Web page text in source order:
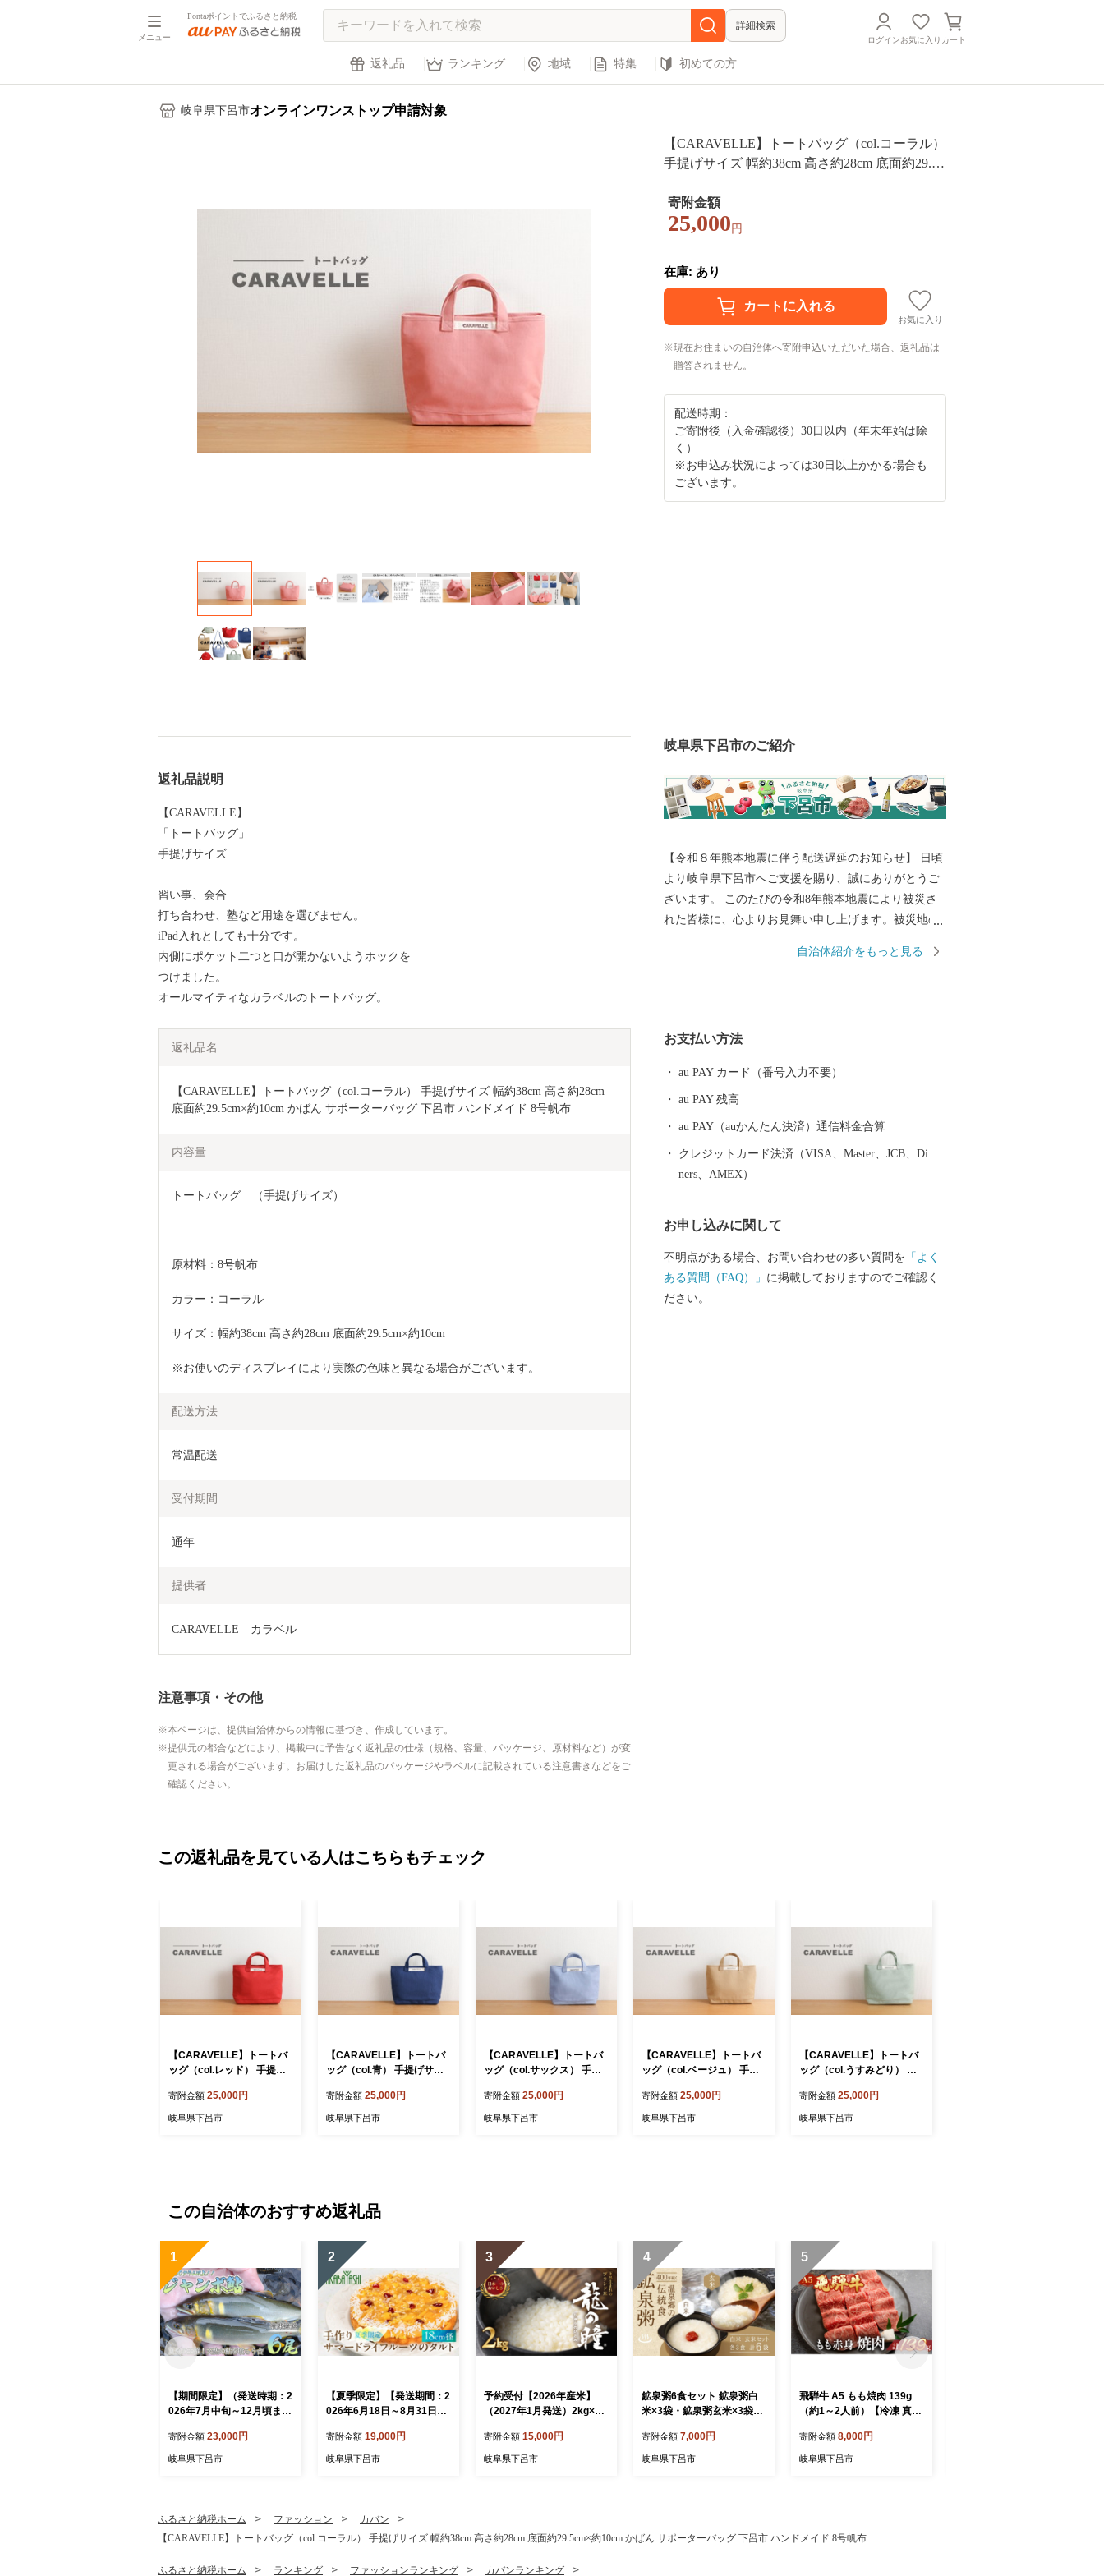
メニュー
Pontaポイントでふるさと納税
詳細検索
ログインお気に入り カート
返礼品 ランキング 地域 特集 初めての方
岐阜県下呂市オンラインワンストップ申請対象
【CARAVELLE】トートバッグ（col.コーラル）
手提げサイズ 幅約38cm 高さ約28cm 底面約29.5c
ドメイド 8号帆布
寄附金額
25,000 円
在庫: あり
お気に入り
現在お住まいの自治体へ寄附申込いただいた場合、返礼品は
贈答されません。
配送時期：
ご寄附後（入金確認後）30日以内（年末年始は除
く）
※お申込み状況によっては30日以上かかる場合も
ございます。
返礼品説明
【CARAVELLE】
「トートバッグ」
手提げサイズ
習い事、会合
打ち合わせ、塾など用途を選びません。
iPad入れとしても十分です。
内側にポケット二つと口が開かないようホックを
つけました。
オールマイティなカラベルのトートバッグ。
返礼品名
【CARAVELLE】トートバッグ（col.コーラル） 手提げサイズ 幅約38cm 高さ約28cm
底面約29.5cm×約10cm かばん サポーターバッグ 下呂市 ハンドメイド 8号帆布
内容量
トートバッグ　（手提げサイズ）
原材料：8号帆布
カラー：コーラル
サイズ：幅約38cm 高さ約28cm 底面約29.5cm×約10cm
※お使いのディスプレイにより実際の色味と異なる場合がございます。
配送方法
常温配送
受付期間
通年
提供者
CARAVELLE　カラベル
注意事項・その他
本ページは、提供自治体からの情報に基づき、作成しています。
提供元の都合などにより、掲載中に予告なく返礼品の仕様（規格、容量、パッケージ、原材料など）が変
更される場合がございます。お届けした返礼品のパッケージやラベルに記載されている注意書きなどをご
確認ください。
岐阜県下呂市のご紹介
【令和８年熊本地震に伴う配送遅延のお知らせ】 日頃
より岐阜県下呂市へご支援を賜り、誠にありがとうご
ざいます。 このたびの令和8年熊本地震により被災さ
れた皆様に、心よりお見舞い申し上げます。被災地の
すことを心よりお祈り申し上げます。 現在、地震の影
す。 最新の配送状況につきましては、各配送会社の公
式サイトをご確認ください。 返礼品のお届けをお待ち
おかけいたしますが、何卒ご理解とご了承を賜ります
ようお願い申し上げます。 ----------------------------------
嶽山をはじめ一千メートルを越える急峻な山々がそび
え、飛騨木曽川国定公園や県立自然公園なども位置す
る自然豊かな地域です。 また、飛騨川に沿って国道41
自治体紹介をもっと見る
お支払い方法
au PAY カード（番号入力不要）
au PAY 残高
au PAY（auかんたん決済）通信料金合算
クレジットカード決済（VISA、Master、JCB、Di
ners、AMEX）
お申し込みに関して
不明点がある場合、お問い合わせの多い質問を 「よく
ある質問（FAQ）」 に掲載しておりますのでご確認く
ださい。
この返礼品を見ている人はこちらもチェック
【CARAVELLE】トートバ
ッグ（col.レッド） 手提げ
cm 底面約29.5cm×約10cm
かばん サポーターバッグ 下
寄附金額 25,000円
岐阜県下呂市
【CARAVELLE】トートバ
ッグ（col.青） 手提げサイ
底面約29.5cm×約10cm か
ばん サポーターバッグ 下呂
寄附金額 25,000円
岐阜県下呂市
【CARAVELLE】トートバ
ッグ（col.サックス） 手提
28cm 底面約29.5cm×約10
cm かばん サポーターバッ
寄附金額 25,000円
岐阜県下呂市
【CARAVELLE】トートバ
ッグ（col.ベージュ） 手提
28cm 底面約29.5cm×約10
cm かばん サポーターバッ
寄附金額 25,000円
岐阜県下呂市
【CARAVELLE】トートバ
ッグ（col.うすみどり） 手
約28cm 底面約29.5cm×約1
0cm かばん サポーターバッ
寄附金額 25,000円
岐阜県下呂市
この自治体のおすすめ返礼品
1
【期間限定】（発送時期：2
026年7月中旬～12月頃ま
育む天然の馬瀬川鮎 ６尾
（重さ80g以上） 冷凍 鮎 ア
寄附金額 23,000円
岐阜県下呂市
2
【夏季限定】【発送期間：2
026年6月18日～8月31日】
フルーツのタルト 18cm径
洋菓子 ギフト お菓子 ケー
寄附金額 19,000円
岐阜県下呂市
3
予約受付【2026年産米】
（2027年1月発送）2kg×1
壱) 株式会社龍の瞳直送 米 2
キロ 令和8年産 精米 ブラン
寄附金額 15,000円
岐阜県下呂市
4
鉱泉粥6食セット 鉱泉粥白
米×3袋・鉱泉粥玄米×3袋
ウチ食品【飛騨小坂観光株
式会社】おかゆ お粥 こうせ
寄附金額 7,000円
岐阜県下呂市
5
飛騨牛 A5 もも焼肉 139g
（約1～2人前）【冷凍 真
天狗 真空 ブランド牛 下呂
市 飛騨 焼き肉
寄附金額 8,000円
岐阜県下呂市
ふるさと納税ホーム ファッション
カバン
【CARAVELLE】トートバッグ（col.コーラル） 手提げサイズ 幅約38cm 高さ約28cm 底面約29.5cm×約10cm かばん サポーターバッグ 下呂市 ハンドメイド 8号帆布
ふるさと納税ホーム ランキング ファッションランキング カバンランキング